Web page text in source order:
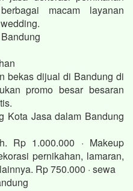
macam layanan
bekas dijual di Bandung di
promo besar besaran
Kota Jasa dalam Bandung
Rp 1.000.000 · Makeup
pernikahan, lamaran,
Rp 750.000 · sewa